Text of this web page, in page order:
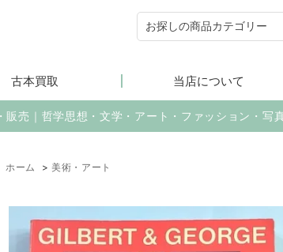
古本買取 当店について
売｜哲学思想・文学・アート・ファッション・写
ホーム > 美術・アート